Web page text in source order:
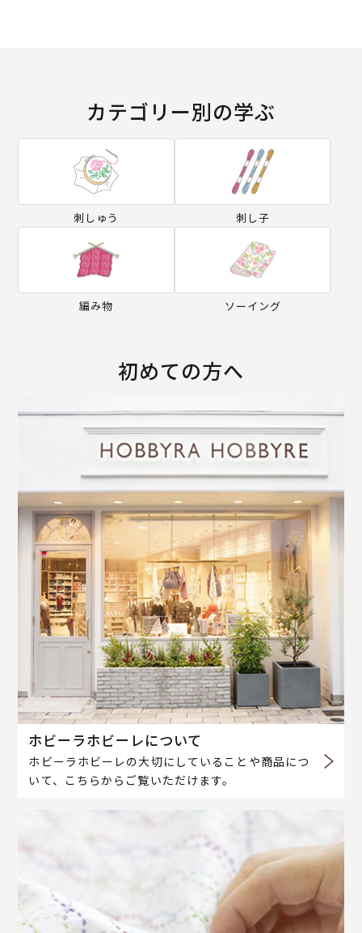
カテゴリー別の学ぶ
刺しゅう 刺し子
編み物 ソーイング
初めての方へ
ホビーラホビーレについて
ホビーラホビーレの大切にしていることや商品につ
いて、こちらからご覧いただけます。